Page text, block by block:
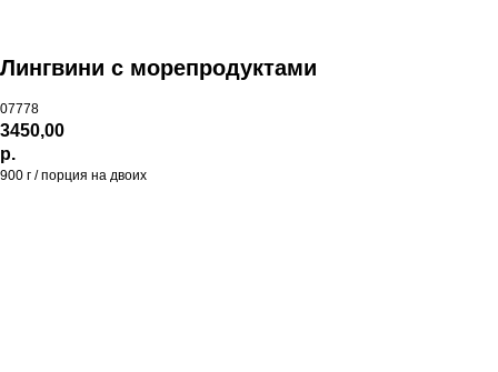
Лингвини с морепродуктами
07778
3450,00
р.
900 г / порция на двоих